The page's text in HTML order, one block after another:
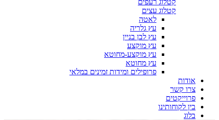
קטלוג רעפים
קטלוג עצים
לאטה
עץ גלריה
עץ לבן בניין
עץ מוקצע
עץ מוקצע-מחוטא
עץ מחוטא
פרופילים ומידות זמינים במלאי
אודות
צרו קשר
פרוייקטים
בין לקוחותינו
בלוג